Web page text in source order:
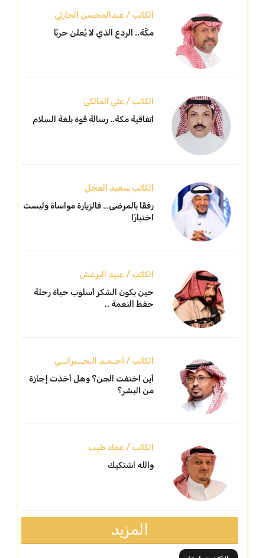
الكاتب / عبدالمحسن الحارثي
مكّة.. الردع الذي لا يُعلن حربًا
الكاتب / علي المالكي
اتفاقية مكة.. رسالة قوة بلغة السلام
الكاتب سعيد العجل
رفقًا بالمرضى… فالزيارة مواساة وليست
اختبارًا
الكاتب / عبيد البرغش
حين يكون الشكر أسلوب حياة رحلة
حفظ النعمة ..
الكاتب / أحـمـد الـخــبرانــي
أين اختفت الجن؟ وهل أخذت إجازة
من البشر؟
الكاتب / عماد طيب
والله اشتكيك
المزيد